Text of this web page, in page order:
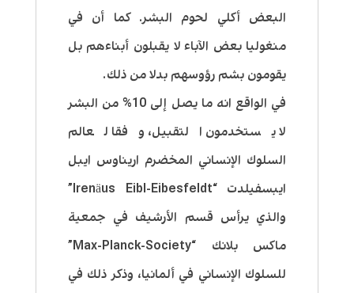
البعض أكلي لحوم البشر.كما أن في
منغوليا بعض الآباء لا يقبلون أبناءهم بل
يقومون بشم رؤوسهم بدلا من ذلك.
في الواقع انه ما يصل إلى 10% من البشر
لا يستخدمون التقبيل، وفقا لعالم
السلوك الإنساني المخضرم اريناوس ايبل
ايبسفيلدت “Irenäus Eibl-Eibesfeldt”
والذي يرأس قسم الأرشيف في جمعية
ماكس بلانك “Max-Planck-Society”
للسلوك الإنساني في ألمانيا، وذكر ذلك في